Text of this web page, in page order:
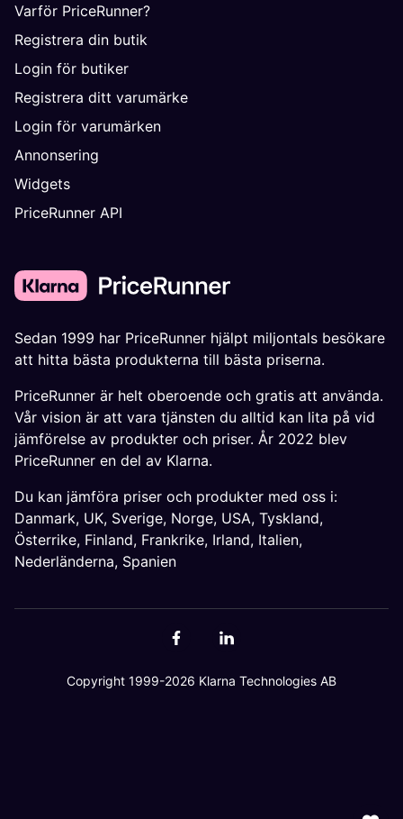
Varför PriceRunner?
Registrera din butik
Login för butiker
Registrera ditt varumärke
Login för varumärken
Annonsering
Widgets
PriceRunner API
Sedan 1999 har PriceRunner hjälpt miljontals besökare
att hitta bästa produkterna till bästa priserna.
PriceRunner är helt oberoende och gratis att använda.
Vår vision är att vara tjänsten du alltid kan lita på vid
jämförelse av produkter och priser. År 2022 blev
PriceRunner en del av Klarna.
Du kan jämföra priser och produkter med oss i:
Danmark, UK, Sverige, Norge, USA, Tyskland,
Österrike, Finland, Frankrike, Irland, Italien,
Nederländerna, Spanien
Copyright 1999-2026 Klarna Technologies AB